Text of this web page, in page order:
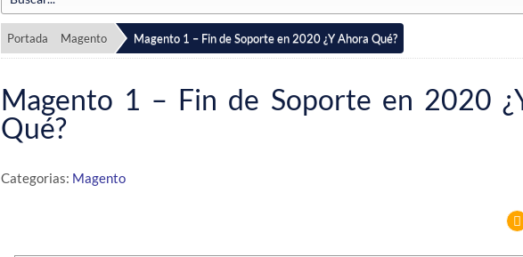
Portada Magento Magento 1 – Fin de Soporte en 2020 ¿Y Ahora Qué?
Magento 1 – Fin de Soporte en 2020
Qué?
Categorias: Magento